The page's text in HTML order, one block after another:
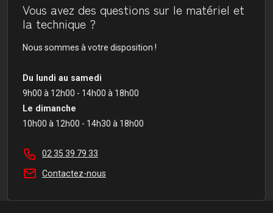
Vous avez des questions sur le matériel et
la technique ?
Nous sommes à votre disposition !
Du lundi au samedi
9h00 à 12h00 - 14h00 à 18h00
Le dimanche
10h00 à 12h00 - 14h30 à 18h00
02 35 39 79 33
Contactez-nous